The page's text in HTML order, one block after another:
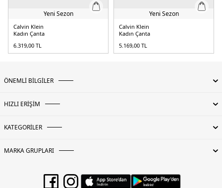
Yeni Sezon
Calvin Klein
Kadın Çanta
6.319,00 TL
Yeni Sezon
Calvin Klein
Kadın Çanta
5.169,00 TL
ÖNEMLİ BİLGİLER
HIZLI ERİŞİM
KATEGORİLER
MARKA GRUPLARI